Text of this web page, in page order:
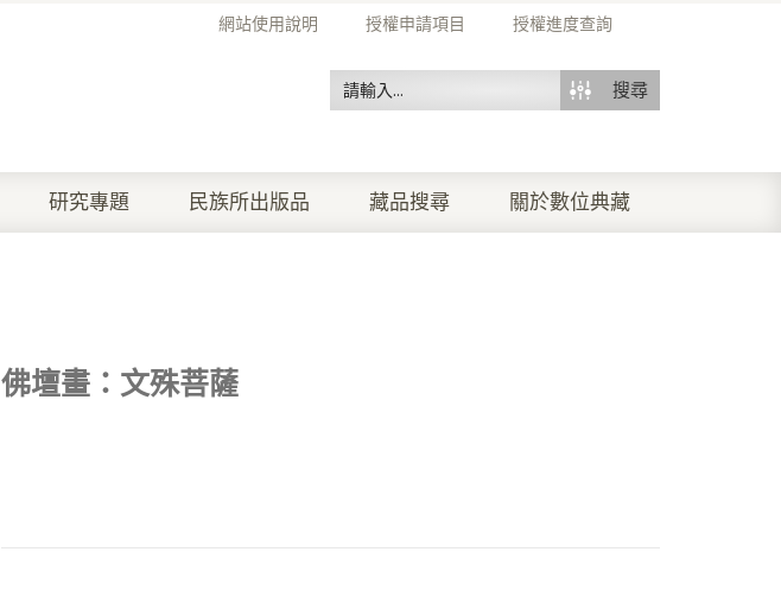
網站使用說明 授權申請項目 授權進度查詢
搜尋
研究專題 民族所出版品 藏品搜尋 關於數位典藏
佛壇畫：文殊菩薩